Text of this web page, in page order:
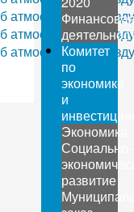
атмосферного
атмосферного
атмосферного
Комитет
по
экономике
и
Экономика
Социально-
развитие